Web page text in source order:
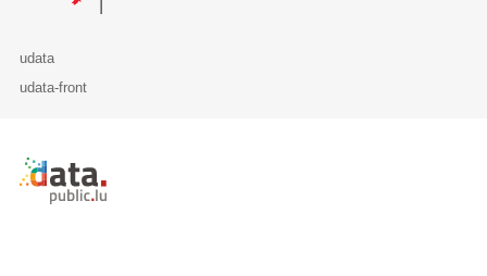
udata
udata-front
Retour à l'accueil de data.public.lu